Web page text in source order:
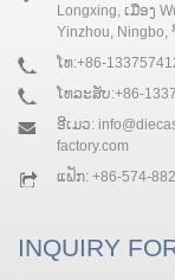
Longxing, ເມືອງ
Yinzhou, Ningbo,
ໂທ:+86-
ໂທລະສັບ:+86-
ອີເມວ:
factory.com
ແຟັກ: +86-574-
INQUIRY